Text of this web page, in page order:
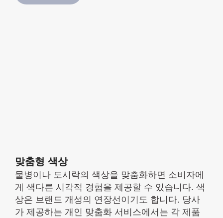
맞춤형 색상
물병이나 도시락의 색상을 맞춤화하면 소비자에
게 색다른 시각적 경험을 제공할 수 있습니다. 색
상은 브랜드 개성의 연장선이기도 합니다. 당사
가 제공하는 개인 맞춤화 서비스에서는 각 제품